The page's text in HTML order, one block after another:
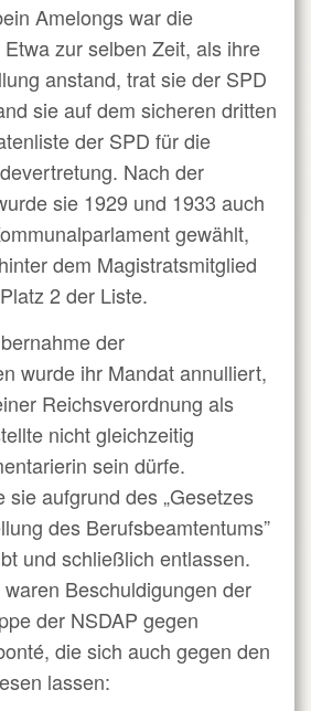
Amelongs war die
zur selben Zeit, als ihre
anstand, trat sie der SPD
sie auf dem sicheren dritten
der SPD für die
Nach der
sie 1929 und 1933 auch
gewählt,
dem Magistratsmitglied
2 der Liste.
der
wurde ihr Mandat annulliert,
Reichsverordnung als
nicht gleichzeitig
sein dürfe.
sie aufgrund des „Gesetzes
des Berufsbeamtentums”
und schließlich entlassen.
Beschuldigungen der
der NSDAP gegen
die sich auch gegen den
lassen: